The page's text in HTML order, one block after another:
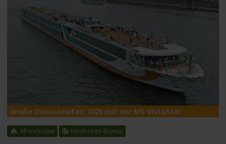
Über uns
Große Donauvielfalt 2025 mit der MS VistaStar
All-Inclusive Hochzeits-Bonus